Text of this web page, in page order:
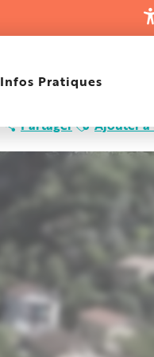
Infos Pratiques
Partager Ajouter à